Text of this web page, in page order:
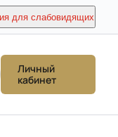
для слабовидящих
Личный
кабинет